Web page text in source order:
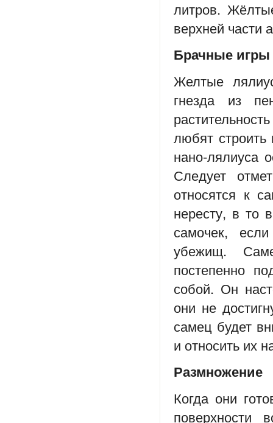
литров.
верхней части
Брачные игры
Желтые
гнезда из
любят строить
нано-лялиуса
Следует
относятся к
нересту, в то
самочек,
убежищ.
постепенно
собой. Он
они не
самец будет
и относить их
Размножение
Когда они
поверхности